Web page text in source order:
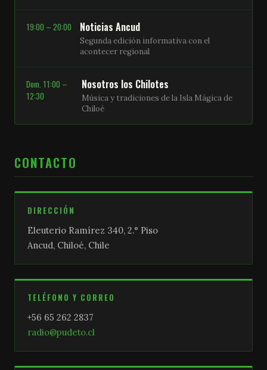
19:00 – 20:00 Noticias Ancud
Segunda edición informativa con el
acontecer regional
Dom. 11:00 –
12:30
Nosotros los Chilotes
Música y tradiciones de la Isla Mágica de
Chiloé
CONTACTO
DIRECCIÓN
Eleuterio Ramírez 340, 2.° Piso
Ancud, Chiloé, Chile
TELÉFONO Y CORREO
+56 65 262 2837
radio@pudeto.cl